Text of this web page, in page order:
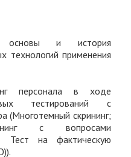
основы и история
технологий применения
персонала в ходе
тестирований с
(Многотемный скрининг;
с вопросами
Тест на фактическую